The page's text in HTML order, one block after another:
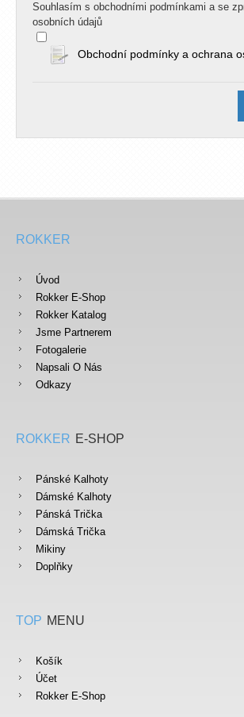
Souhlasím s obchodními podmínkami a se
osobních údajů
Obchodní podmínky a ochrana
ROKKER
Úvod
Rokker E-Shop
Rokker Katalog
Jsme Partnerem
Fotogalerie
Napsali O Nás
Odkazy
ROKKER E-SHOP
Pánské Kalhoty
Dámské Kalhoty
Pánská Trička
Dámská Trička
Mikiny
Doplňky
TOP MENU
Košík
Účet
Rokker E-Shop